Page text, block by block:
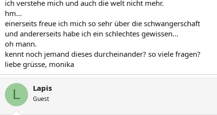
ich verstehe mich und auch die welt nicht mehr.
hm...
einerseits freue ich mich so sehr über die schwangerschaft
und andererseits habe ich ein schlechtes gewissen...
oh mann.
kennt noch jemand dieses durcheinander? so viele fragen?
liebe grüsse, monika
L Lapis
Guest